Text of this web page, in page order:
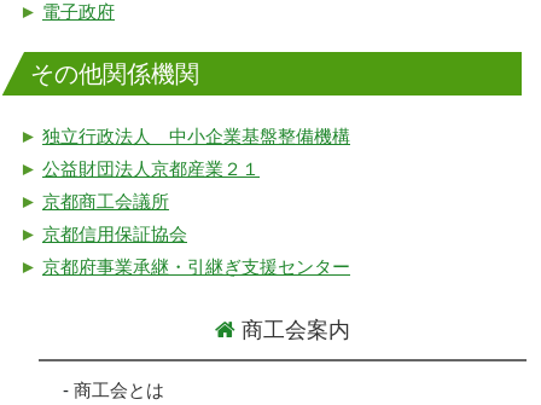
商工会案内
- 商工会とは
► 電子政府
その他関係機関
► 独立行政法人 中小企業基盤整備機構
► 公益財団法人京都産業２１
► 京都商工会議所
► 京都信用保証協会
► 京都府事業承継・引継ぎ支援センター